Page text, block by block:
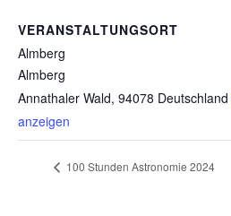
VERANSTALTUNGSORT
Almberg
Almberg
Annathaler Wald, 94078 Deutschland
anzeigen
100 Stunden Astronomie 2024